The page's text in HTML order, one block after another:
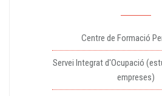
Centre de Formació
Servei Integrat d'Ocupació
empreses)